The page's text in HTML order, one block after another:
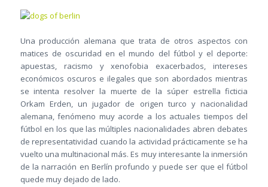
Una producción alemana que trata de otros aspectos con
matices de oscuridad en el mundo del fútbol y el deporte:
apuestas, racismo y xenofobia exacerbados, intereses
económicos oscuros e ilegales que son abordados mientras
se intenta resolver la muerte de la súper estrella ficticia
Orkam Erden, un jugador de origen turco y nacionalidad
alemana, fenómeno muy acorde a los actuales tiempos del
fútbol en los que las múltiples nacionalidades abren debates
de representatividad cuando la actividad prácticamente se ha
vuelto una multinacional más. Es muy interesante la inmersión
de la narración en Berlín profundo y puede ser que el fútbol
quede muy dejado de lado.